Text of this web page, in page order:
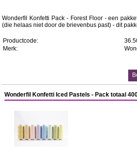
Wonderfil Konfetti Pack - Forest Floor - een
(die helaas niet door de brievenbus past) - dit
Productcode:
Merk:
Wonderfil Konfetti Iced Pastels - Pack totaal